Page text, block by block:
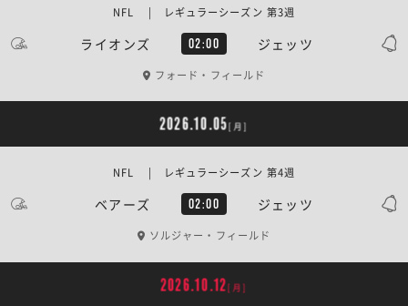
ライオンズ 02:00 ジェッツ
NFL | レギュラーシーズン 第3週
フォード・フィールド
2026.10.05[月]
ベアーズ 02:00 ジェッツ
NFL | レギュラーシーズン 第4週
ソルジャー・フィールド
2026.10.12[月]